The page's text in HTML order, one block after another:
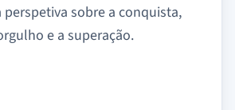
sobre a conquista,
e a superação.